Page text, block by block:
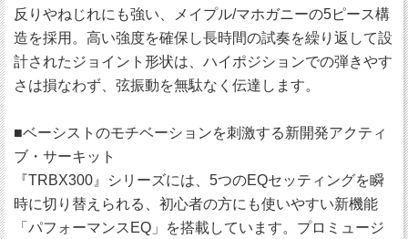
反りやねじれにも強い、メイプル/マホガニーの5ピース構
造を採用。高い強度を確保し長時間の試奏を繰り返して設
計されたジョイント形状は、ハイポジションでの弾きやす
さは損なわず、弦振動を無駄なく伝達します。
■ベーシストのモチベーションを刺激する新開発アクティ
ブ・サーキット
『TRBX300』シリーズには、5つのEQセッティングを瞬
時に切り替えられる、初心者の方にも使いやすい新機能
「パフォーマンスEQ」を搭載しています。プロミュージ